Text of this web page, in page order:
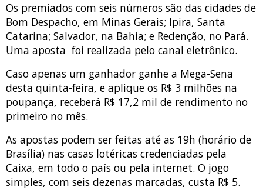
Os premiados com seis números são das cidades de
Bom Despacho, em Minas Gerais; Ipira, Santa
Catarina; Salvador, na Bahia; e Redenção, no Pará.
Uma aposta foi realizada pelo canal eletrônico.
Caso apenas um ganhador ganhe a Mega-Sena
desta quinta-feira, e aplique os R$ 3 milhões na
poupança, receberá R$ 17,2 mil de rendimento no
primeiro no mês.
As apostas podem ser feitas até as 19h (horário de
Brasília) nas casas lotéricas credenciadas pela
Caixa, em todo o país ou pela internet. O jogo
simples, com seis dezenas marcadas, custa R$ 5.